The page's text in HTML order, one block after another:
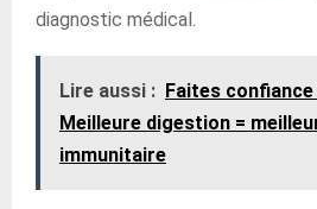
diagnostic médical.
Lire aussi : Faites
Meilleure digestion =
immunitaire